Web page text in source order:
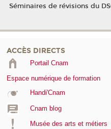
Séminaires de révisions du
ACCÈS DIRECTS
Portail Cnam
Espace numérique de formation
Handi'Cnam
Cnam blog
Musée des arts et métiers